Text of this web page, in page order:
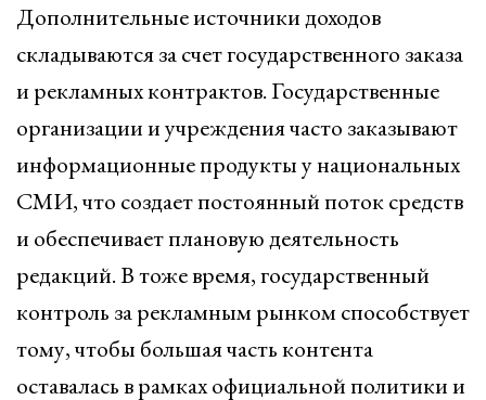
Дополнительные источники доходов
складываются за счет государственного заказа
и рекламных контрактов. Государственные
организации и учреждения часто заказывают
информационные продукты у национальных
СМИ, что создает постоянный поток средств
и обеспечивает плановую деятельность
редакций. В тоже время, государственный
контроль за рекламным рынком способствует
тому, чтобы большая часть контента
оставалась в рамках официальной политики и